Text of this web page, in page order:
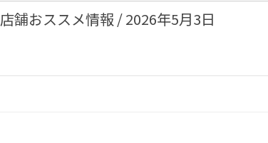
店舗おススメ情報 / 2026年5月3日